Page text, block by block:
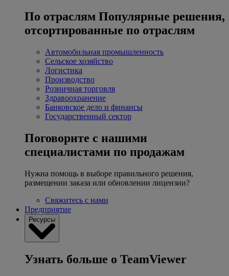
По отраслям Популярные решения,
отсортированные по отраслям
Автомобильная промышленность
Сельское хозяйство
Логистика
Производство
Розничная торговля
Здравоохранение
Банковское дело и финансы
Государственный сектор
Поговорите с нашими
специалистами по продажам
Нужна помощь в выборе правильного решения,
размещении заказа или обновлении лицензии?
Свяжитесь с нами
Предприятие
Ресурсы
Узнать больше о TeamViewer